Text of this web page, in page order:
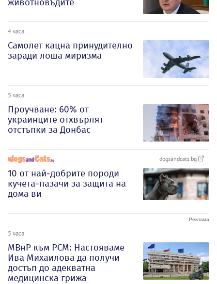
4 часа
Самолет кацна принудително
заради лоша миризма
5 часа
Проучване: 60% от
украинците отхвърлят
отстъпки за Донбас
dogsandcats.bg
10 от най-добрите породи
кучета-пазачи за защита на
дома ви
5 часа
МВнР към РСМ: Настояваме
Ива Михаилова да получи
достъп до адекватна
медицинска грижа